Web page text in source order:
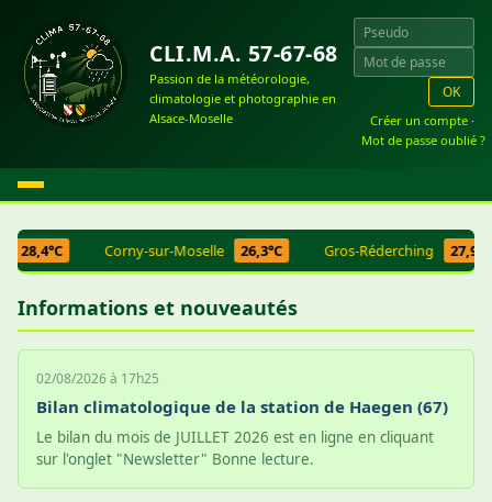
CLI.M.A. 57-67-68
Passion de la météorologie,
climatologie et photographie en
Alsace-Moselle
OK
Créer un compte ·
Mot de passe oublié ?
28,4°C Corny-sur-Moselle 26,3°C Gros-Réderching 27,9°C
Informations et nouveautés
02/08/2026 à 17h25
Bilan climatologique de la station de Haegen (67)
Le bilan du mois de JUILLET 2026 est en ligne en cliquant
sur l'onglet "Newsletter" Bonne lecture.